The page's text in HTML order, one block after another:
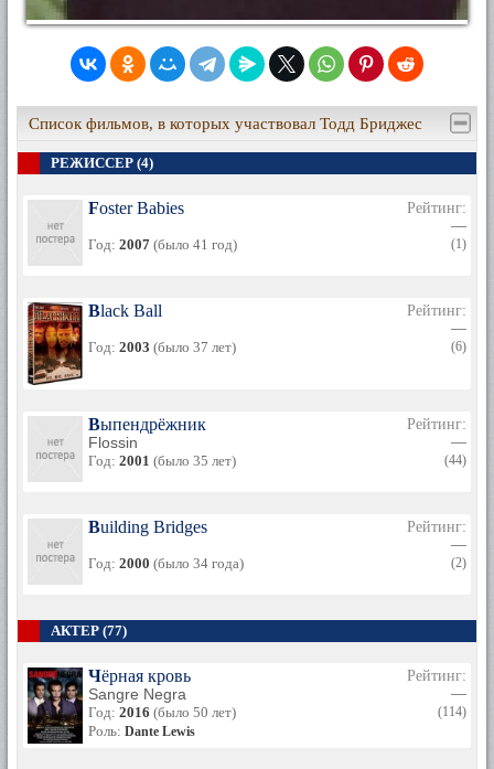
Список фильмов, в которых участвовал Тодд Бриджес
РЕЖИССЕР (4)
Foster Babies
Год: 2007 (было 41 год)
Рейтинг:
—
(1)
Black Ball
Год: 2003 (было 37 лет)
Рейтинг:
—
(6)
Выпендрёжник
Flossin
Год: 2001 (было 35 лет)
Рейтинг:
—
(44)
Building Bridges
Год: 2000 (было 34 года)
Рейтинг:
—
(2)
АКТЕР (77)
Чёрная кровь
Sangre Negra
Год: 2016 (было 50 лет)
Роль: Dante Lewis
Рейтинг:
—
(114)